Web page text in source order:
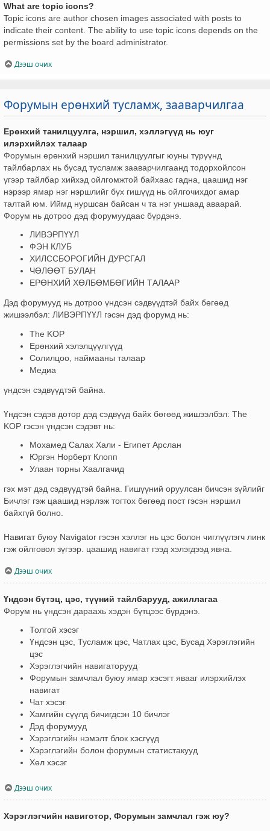
What are topic icons?
Topic icons are author chosen images associated with posts to
indicate their content. The ability to use topic icons depends on the
permissions set by the board administrator.
Дээш очих
Форумын ерөнхий тусламж, зааварчилгаа
Ерөнхий танилцуулга, нэршил, хэллэгүүд нь юуг
илэрхийлэх талаар
Форумын ерөнхий нэршил танилцуулгыг юуны түрүүнд
тайлбарлах нь бусад тусламж зааварчилгаанд тодорхойлсон
үгээр тайлбар хийхэд ойлгомжтой байхаас гадна, цаашид нэг
нэрээр ямар нэг нэршлийг бүх гишүүд нь ойлгочихдог амар
талтай юм. Иймд нуршсан байсан ч та нэг уншаад аваарай.
Форум нь дотроо дэд форумуудаас бүрдэнэ.
ЛИВЭРПҮҮЛ
ФЭН КЛУБ
ХИЛССБОРОГИЙН ДУРСГАЛ
ЧӨЛӨӨТ БУЛАН
ЕРӨНХИЙ ХӨЛБӨМБӨГИЙН ТАЛААР
Дэд форумууд нь дотроо үндсэн сэдвүүдтэй байх бөгөөд
жишээлбэл: ЛИВЭРПҮҮЛ гэсэн дэд форумд нь:
The KOP
Ерөнхий хэлэлцүүлгүүд
Солилцоо, наймааны талаар
Медиа
үндсэн сэдвүүдтэй байна.
Үндсэн сэдэв дотор дэд сэдвүүд байх бөгөөд жишээлбэл: The
KOP гэсэн үндсэн сэдэвт нь:
Мохамед Салах Хали - Египет Арслан
Юргэн Норберт Клопп
Улаан торны Хаалгачид
гэх мэт дэд сэдвүүдтэй байна. Гишүүний оруулсан бичсэн зүйлийг
Бичлэг гэж цаашид нэрлэж тогтох бөгөөд пост гэсэн нэршил
байхгүй болно.
Навигат буюу Navigator гэсэн хэллэг нь цэс болон чиглүүлэгч линк
гэж ойлговол зүгээр. цаашид навигат гээд хэлэгдээд явна.
Дээш очих
Үндсэн бүтэц, цэс, түүний тайлбарууд, ажиллагаа
Форум нь үндсэн дараахь хэдэн бүтцээс бүрдэнэ.
Толгой хэсэг
Үндсэн цэс, Тусламж цэс, Чатлах цэс, Бусад Хэрэглэгийн
цэс
Хэрэглэгчийн навигаторууд
Форумын замчлал буюу ямар хэсэгт явааг илэрхийлэх
навигат
Чат хэсэг
Хамгийн сүүлд бичигдсэн 10 бичлэг
Дэд форумууд
Хэрэглэгийн нэмэлт блок хэсгүүд
Хэрэглэгийн болон форумын статистакууд
Хөл хэсэг
Дээш очих
Хэрэглэгчийн навиготор, Форумын замчлал гэж юу?